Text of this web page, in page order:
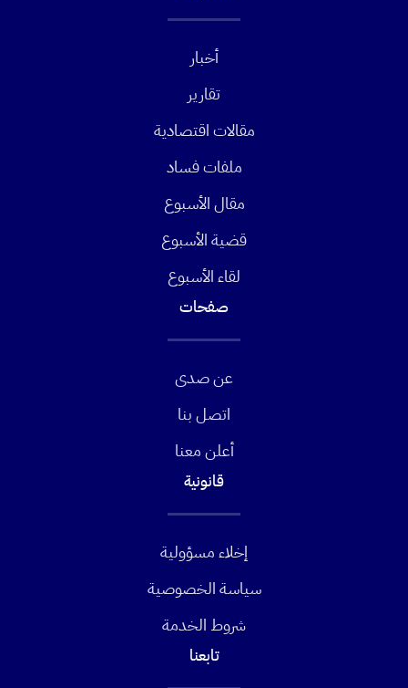
أخبار
تقارير
مقالات اقتصادية
ملفات فساد
مقال الأسبوع
قضية الأسبوع
لقاء الأسبوع
صفحات
عن صدى
اتصل بنا
أعلن معنا
قانونية
إخلاء مسؤولية
سياسة الخصوصية
شروط الخدمة
تابعنا